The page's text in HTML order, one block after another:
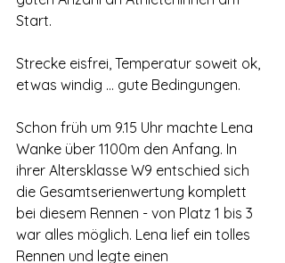
Start.
Strecke eisfrei, Temperatur soweit ok,
etwas windig … gute Bedingungen.
Schon früh um 9.15 Uhr machte Lena
Wanke über 1100m den Anfang. In
ihrer Altersklasse W9 entschied sich
die Gesamtserienwertung komplett
bei diesem Rennen - von Platz 1 bis 3
war alles möglich. Lena lief ein tolles
Rennen und legte einen